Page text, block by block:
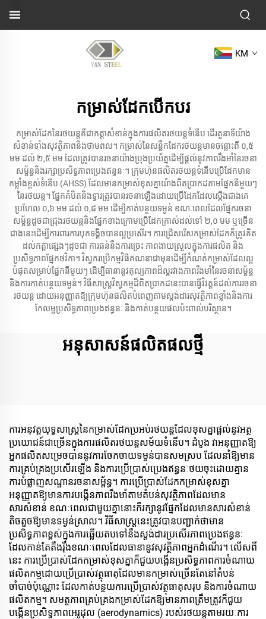
KM
កម្រាស់ដែកបើកបរ
កម្រាស់ដែកនៃរថយន្តគឺជាកត្តាសំខាន់ក្នុងការផលិតរថយន្តទំនើប ដើរតួនាទីយ៉ាង
សំខាន់ទាំងសុវត្ថិភាពនិងថាមពល។ កម្រាស់នៃសន្លឹកដែករថយន្តមានចន្លោះពី ០,៥
មម ដល់ ២,៥ មម ដែលត្រូវបានរចនាយ៉ាងប្រុងប្រយ័ត្នដើម្បីផ្តល់នូវភាពរឹងមាំនៃរចនា
សម្ព័ន្ធនិងរក្សាប្រសិទ្ធភាពប្រេងឥន្ធនៈ។ ក្រុមហ៊ុនផលិតរថយន្តទំនើបប្រើដែកមាន
កម្លាំងខ្ពស់ទំនើប (AHSS) ដែលមានកម្រាស់ខុសគ្នាយ៉ាងពិតប្រាកដតាមផ្នែកនីមួយៗ
នៃរថយន្ត។ ផ្នែកគំបិតនិងទ្វារត្រូវបានរចនាឡើងដោយប្រើដែកដែលស្តើងជាងគេ
ប្រហែល ០,៦ មម ដល់ ០,៨ មម ដើម្បីកាត់បន្ថយទម្ងន់ ខណៈពេលដែលផ្នែករចនា
សម្ព័ន្ធដូចជាជ្រុងរថយន្តនិងផ្នែកខាងក្រោមប្រើដែកក្រាស់ដល់ទៅ ២,០ មម ឬច្រើន
ជាងនេះដើម្បីការពារការបុកទង្គិចបានល្អប្រសើរ។ ការជ្រើសរើសកម្រាស់ដែកក៏ត្រូវគិត
ដល់កត្តាផ្សេងៗដូចជា ការធន់នឹងការច្រេះ ភាពងាយស្រួលក្នុងការផលិត និង
ប្រសិទ្ធភាពផ្នែកថវិកា។ វិស្វករប្រើកម្មវិធីគណនាជាមុនដើម្បីកំណត់កម្រាស់ដែលល្អ
បំផុតសម្រាប់ផ្នែកនីមួយៗ ដើម្បីធានានូវតុល្យភាពដ៏ល្អរវាងភាពរឹងមាំនៃរចនាសម្ព័ន្ធ
និងការកាត់បន្ថយទម្ងន់។ វិធីសាស្ត្រវិស្វកម្មដ៏ពិតប្រាកដនេះបានធ្វើវិវត្តន៍ដល់ការរចនា
រថយន្ត ដោយអនុញ្ញាតឱ្យក្រុមហ៊ុនផលិតបំពេញតាមស្តង់ដារសុវត្ថិភាពខ្លាំងនិងការ
កែលម្អប្រសិទ្ធភាពប្រេងឥន្ធនៈ និងកាត់បន្ថយផលប៉ះពាល់បរិស្ថាន។
អនុសាសន៍ផលិតផលថ្មី
ការអនុវត្តយុទ្ធសាស្រ្តនៃកម្រាស់ដែកប្រអប់រថយន្តដែលខុសគ្នាផ្តល់នូវអត្ថ
ប្រយោជន៍ជាច្រើនក្នុងការផលិតរថយន្តសម័យទំនើប។ ដំបូង វាអនុញ្ញាតឱ្យ
អ្នកផលិតសម្រេចបាននូវការចែកចាយទម្ងន់បានសមស្រប ដែលនាំឱ្យមាន
ការគ្រប់គ្រងប្រសើរឡើង និងការប្រើប្រាស់ប្រេងឥន្ធនៈថយចុះដោយគ្មាន
ការបំផ្លាញសណ្ឋានរចនាសម្ព័ន្ធ។ ការប្រើប្រាស់ដែកកម្រាស់ខុសគ្នា
អនុញ្ញាតឱ្យមានការបង្កើនភាពរឹងមាំតាមតំបន់សុវត្ថិភាពដែលមាន
សារសំខាន់ ខណៈពេលជាមួយគ្នានោះក៏រក្សានូវផ្នែកដែលមានសារសំខាន់
តិចតួចឱ្យមានទម្ងន់ស្រាល។ វិធីសាស្រ្តនេះត្រូវបានបញ្ជាក់ថាមាន
ប្រសិទ្ធភាពខ្ពស់ក្នុងការឆ្លើយតបទៅនឹងស្តង់ដារប្រសើរភាពប្រេងឥន្ធនៈ
ដែលកាន់តែតឹងរ៉ឹងខណៈពេលដែលធានានូវសុវត្ថិភាពអ្នកដំណើរ។ លើសពី
នេះ ការប្រើប្រាស់ដែកកម្រាស់ខុសគ្នាក៏ជួយបង្កើនប្រសិទ្ធភាពការចំណាយ
ផលិតកម្មដោយប្រើប្រាស់វត្ថុធាតុដែលមានកម្រាស់ច្រើនតែនៅតំបន់
ចាំបាច់ប៉ុណ្ណោះ ដែលកាត់បន្ថយការប្រើប្រាស់វត្ថុធាតុសរុប និងការចំណាយ
ផលិតកម្ម។ សមត្ថភាពគ្រប់គ្រងកម្រាស់ដែកឱ្យមានភាពត្រឹមត្រូវក៏ជួយ
បង្កើនប្រសិទ្ធភាពអេរូដុល (aerodynamics) របស់រថយន្តតាមរយៈការ